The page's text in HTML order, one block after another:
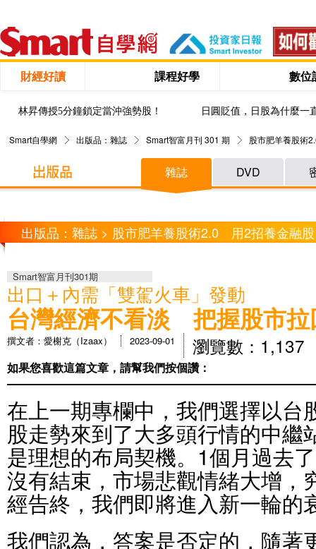
財經好讀 課程好學 數位
林昇傳授5分鐘鎖定當沖強勢股！ 日圓貶值，日股為什麼一
Smart自學網 出版品：雜誌 Smart智富月刊 301 期 股市肥羊養股
雜誌 DVD
出版品：雜誌 > 股市肥羊養股術2.0 用2招養金融
Smart智富月刊301期
出口＋內需「雙駕火車」發動
台灣經濟不看淡 把握股市拉
撰文者：愛榭克（Izaax） 2023-09-01 瀏覽數：1,137
如果您喜歡這篇文章，請幫我們按個讚：
在上一期專欄中，我們選擇以台
股走勢來到了大多頭行情的中繼
是理想的布局契機。1個月過去
沒有結束，市場悲觀情緒大增，
經告終，我們即將進入新一輪的
我們認為，答案是否定的，隨著